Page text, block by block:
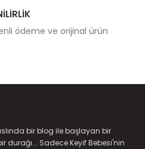
ödeme ve orijinal ürün
bir blog ile başlayan bir
durağı... Sadece Keyif Bebesi'nin